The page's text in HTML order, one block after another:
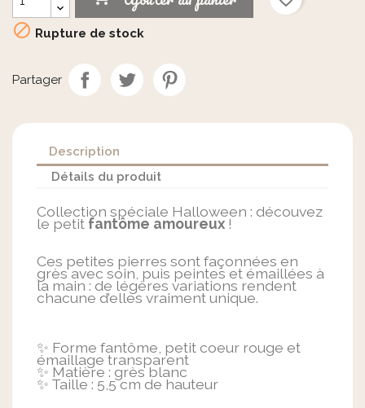
 Rupture de stock
Partager
Description
Détails du produit
Collection spéciale Halloween : découvez
le petit fantôme amoureux !
Ces petites pierres sont façonnées en
grès avec soin, puis peintes et émaillées à
la main : de légères variations rendent
chacune d’elles vraiment unique.
✨ Forme fantôme, petit coeur rouge et
émaillage transparent
✨ Matière : grès blanc
✨ Taille : 5,5 cm de hauteur